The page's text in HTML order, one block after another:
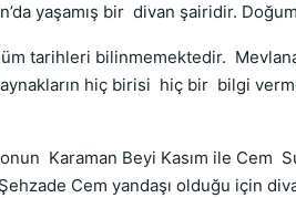
yaşamış bir divan şairidir.
tarihleri bilinmemektedir.
hiç birisi hiç bir bilgi
Karaman Beyi Kasım ile Cem
Cem yandaşı olduğu için